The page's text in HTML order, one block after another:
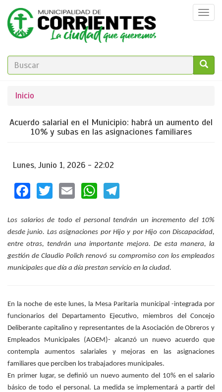
Pasar
contenido
principal
FORMULARIO
BÚSQUEDA
Se
encuentra
usted
Inicio
Acuerdo salarial en el Municipio: habrá un aumento del
10% y subas en las asignaciones familiares
Lunes, Junio 1, 2026 - 22:02
Facebook
TwitterEmailWhatsApp
Los salarios de todo el personal tendrán un incremento del 10%
desde junio. Las asignaciones por Hijo y por Hijo con Discapacidad,
entre otras, tendrán una importante mejora. De esta manera, la
gestión de Claudio Polich renovó su compromiso con los empleados
municipales que día a día prestan servicio en la ciudad.
En la noche de este lunes, la Mesa Paritaria municipal -integrada por
funcionarios del Departamento Ejecutivo, miembros del Concejo
Deliberante capitalino y representantes de la Asociación de Obreros y
Empleados Municipales (AOEM)- alcanzó un nuevo acuerdo que
contempla aumentos salariales y mejoras en las asignaciones
familiares que perciben los trabajadores municipales.
En primer lugar, se definió un nuevo aumento del 10% en el salario
básico de todo el personal. La medida se implementará a partir del